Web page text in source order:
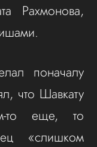
Рахмонова,
поначалу
что Шавкату
то еще, то
«слишком